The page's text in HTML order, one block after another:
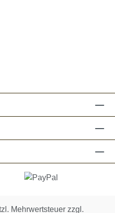
Mehrwertsteuer zzgl.